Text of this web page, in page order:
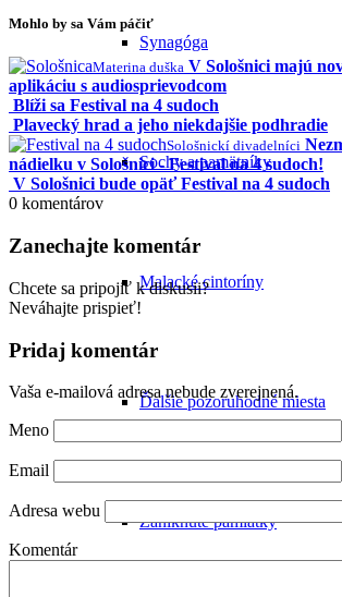
Synagóga
Sochy a pamätníky
Malacké cintoríny
Ďalšie pozoruhodné miesta
Zaniknuté pamiatky
Mohlo by sa Vám páčiť
Materina duška V Sološnici majú
aplikáciu s audiosprievodcom
Blíži sa Festival na 4 sudoch
Plavecký hrad a jeho niekdajšie podhradie
Sološnickí divadelníci
nádielku v Sološnici - Festival na 4 sudoch!
V Sološnici bude opäť Festival na 4 sudoch
0 komentárov
Zanechajte komentár
Chcete sa pripojiť k diskusii?
Neváhajte prispieť!
Pridaj komentár
Vaša e-mailová adresa nebude zverejnená.
Meno
Email
Adresa webu
Komentár